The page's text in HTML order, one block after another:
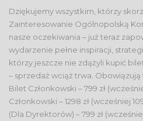
Dziękujemy wszystkim, którzy
Zainteresowanie Ogólnopolską
nasze oczekiwania – już teraz
wydarzenie pełne inspiracji,
którzy jeszcze nie zdążyli kupić
– sprzedaż wciąż trwa.
Bilet Członkowski – 799 zł
Członkowski – 1298 zł (wcześniej
(Dla Dyrektorów) – 799 zł